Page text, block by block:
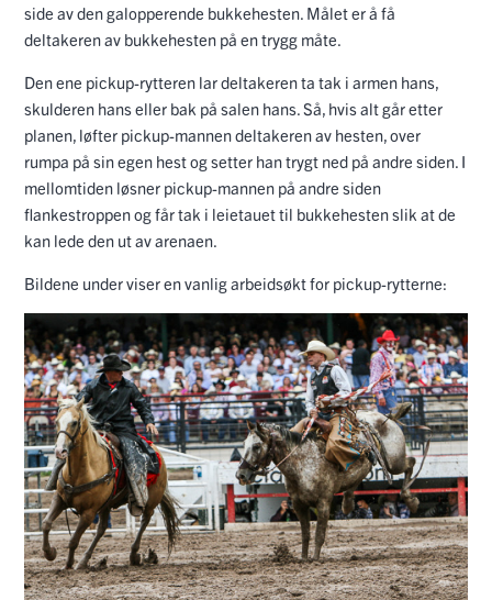
side av den galopperende bukkehesten. Målet er å få
deltakeren av bukkehesten på en trygg måte.
Den ene pickup-rytteren lar deltakeren ta tak i armen hans,
skulderen hans eller bak på salen hans. Så, hvis alt går etter
planen, løfter pickup-mannen deltakeren av hesten, over
rumpa på sin egen hest og setter han trygt ned på andre siden. I
mellomtiden løsner pickup-mannen på andre siden
flankestroppen og får tak i leietauet til bukkehesten slik at de
kan lede den ut av arenaen.
Bildene under viser en vanlig arbeidsøkt for pickup-rytterne: